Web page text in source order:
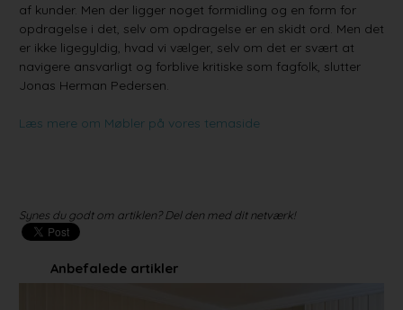
af kunder. Men der ligger noget formidling og en form for
opdragelse i det, selv om opdragelse er en skidt ord. Men det
er ikke ligegyldig, hvad vi vælger, selv om det er svært at
navigere ansvarligt og forblive kritiske som fagfolk, slutter
Jonas Herman Pedersen.
Læs mere om Møbler på vores temaside
Synes du godt om artiklen? Del den med dit netværk!
Anbefalede artikler